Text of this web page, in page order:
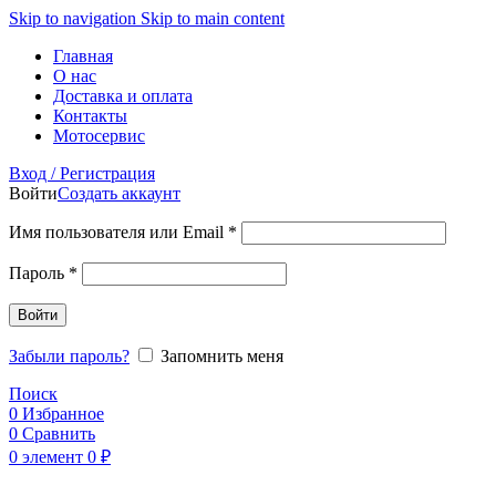
Skip to navigation Skip to main content
Главная
О нас
Доставка и оплата
Контакты
Мотосервис
Вход / Регистрация
ВойтиСоздать аккаунт
Имя пользователя или Email *
Пароль *
Войти
Забыли пароль?
Запомнить меня
Поиск
0 Избранное
0 Сравнить
0 элемент 0 ₽